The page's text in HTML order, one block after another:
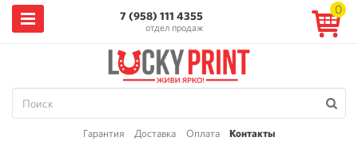
7 (958) 111 4355
отдел продаж
0
Гарантия Доставка Оплата Контакты